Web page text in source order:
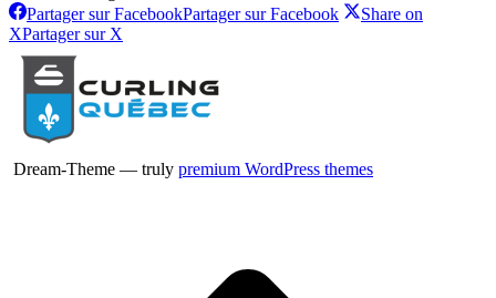
Partager sur FacebookPartager sur Facebook
Share on
XPartager sur X
Dream-Theme — truly premium WordPress themes